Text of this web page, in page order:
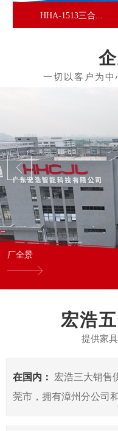
HHA-1513三合...
厂全景
宏浩
提供家
在国内：
宏浩三大销售
莞市，拥有漳州分公司